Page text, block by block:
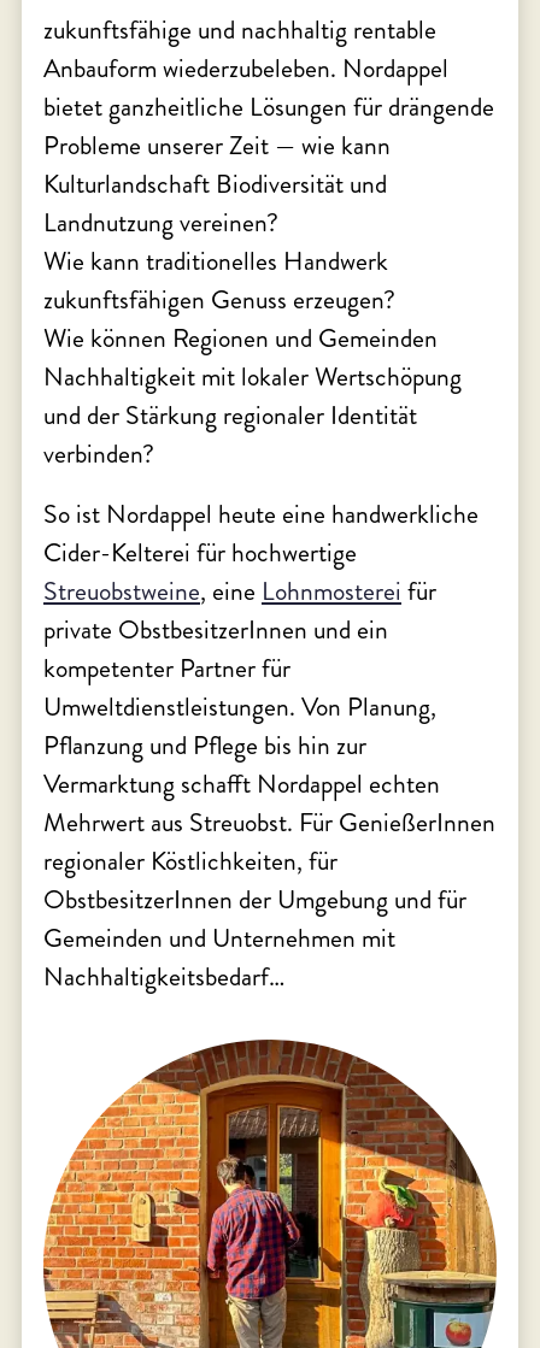
zukunftsfähige und nachhaltig rentable
Anbauform wiederzubeleben. Nordappel
bietet ganzheitliche Lösungen für drängende
Probleme unserer Zeit — wie kann
Kulturlandschaft Biodiversität und
Landnutzung vereinen?
Wie kann traditionelles Handwerk
zukunftsfähigen Genuss erzeugen?
Wie können Regionen und Gemeinden
Nachhaltigkeit mit lokaler Wertschöpung
und der Stärkung regionaler Identität
verbinden?
So ist Nordappel heute eine handwerkliche
Cider-Kelterei für hochwertige
Streuobstweine, eine Lohnmosterei für
private ObstbesitzerInnen und ein
kompetenter Partner für
Umweltdienstleistungen. Von Planung,
Pflanzung und Pflege bis hin zur
Vermarktung schafft Nordappel echten
Mehrwert aus Streuobst. Für GenießerInnen
regionaler Köstlichkeiten, für
ObstbesitzerInnen der Umgebung und für
Gemeinden und Unternehmen mit
Nachhaltigkeitsbedarf…